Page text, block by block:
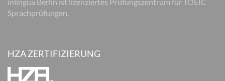
Sprachprüfungen.
HZA ZERTIFIZIERUNG